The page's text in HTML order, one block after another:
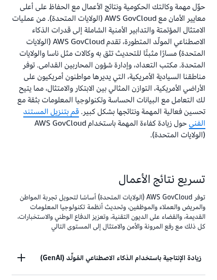
حوِّل مهمة وكالتك الحكومية ونتائج الأعمال مع الحفاظ على أعلى
معايير الأمان مع AWS GovCloud (الولايات المتحدة). من عمليات
الامتثال المؤتمتة والتدابير الأمنية الشاملة إلى قدرات الذكاء
الاصطناعي المولّد المتطورة، تقدم AWS GovCloud (الولايات
المتحدة) مسارًا مثبتًا للتحديث تثق به وكالات مثل ناسا والولايات
المتحدة. مكتب التعداد، وإدارة شؤون المحاربين القدامى. توفر
مناطقنا السيادية الأمريكية، التي يديرها مواطنون أمريكيون على
الأراضي الأمريكية، التوازن المثالي بين الابتكار والامتثال، مما يتيح
لك التعامل مع البيانات الحساسة وتكنولوجيا المعلومات بثقة مع
تحسين فعالية المهمة ونتائجها بشكل كبير. قم بتنزيل المستند
الفني
حول زيادة كفاءة المهمة باستخدام AWS GovCloud
(الولايات المتحدة).
تسريع نتائج الأعمال
توفر AWS GovCloud (الولايات المتحدة) أساسًا لتحويل تجربة المواطن
والمريض والعملاء والموظفين، وتحديث أنظمة تكنولوجيا المعلومات
القديمة، والقضاء على الديون التقنية، وتعزيز الدفاع الوطني والاستخبارات،
كل ذلك مع رفع المرونة والأمن والامتثال إلى المستوى التالي
زيادة الإنتاجية باستخدام الذكاء الاصطناعي المُولِّد (GenAI)